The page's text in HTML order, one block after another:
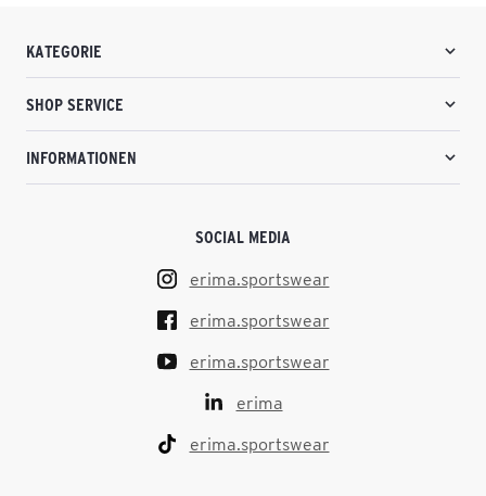
KATEGORIE
SHOP SERVICE
INFORMATIONEN
SOCIAL MEDIA
erima.sportswear
erima.sportswear
erima.sportswear
erima
erima.sportswear